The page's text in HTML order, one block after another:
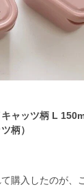
ャッツ柄 L
柄）
購入したのが、